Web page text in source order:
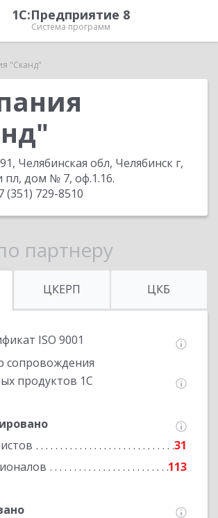
1С:Предприятие 8
Система программ
"Сканд"
Челябинская обл, Челябинск г,
дом № 7, оф.1.16.
(351) 729-8510
партнеру
ЦКЕРП ЦКБ
ISO 9001
сопровождения
продуктов 1С
31
113